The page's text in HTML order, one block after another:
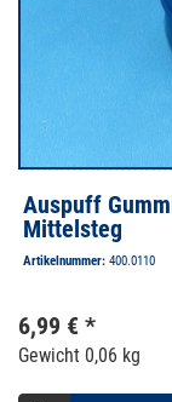
Auspuff
Mittelsteg
Artikelnummer: 400.0110
6,99 € *
Gewicht 0,06 kg